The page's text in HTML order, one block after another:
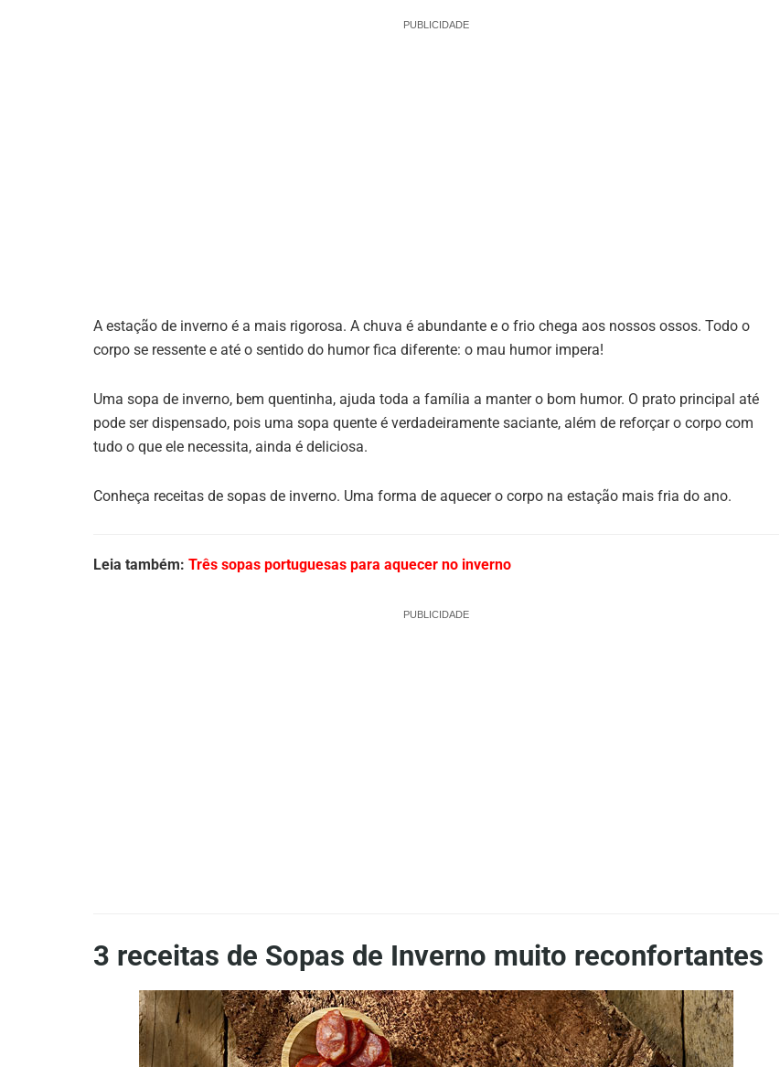
PUBLICIDADE
A estação de inverno é a mais rigorosa. A chuva é abundante e o frio chega aos nossos ossos. Todo o
corpo se ressente e até o sentido do humor fica diferente: o mau humor impera!
Uma sopa de inverno, bem quentinha, ajuda toda a família a manter o bom humor. O prato principal até
pode ser dispensado, pois uma sopa quente é verdadeiramente saciante, além de reforçar o corpo com
tudo o que ele necessita, ainda é deliciosa.
Conheça receitas de sopas de inverno. Uma forma de aquecer o corpo na estação mais fria do ano.
Leia também: Três sopas portuguesas para aquecer no inverno
PUBLICIDADE
3 receitas de Sopas de Inverno muito reconfortantes